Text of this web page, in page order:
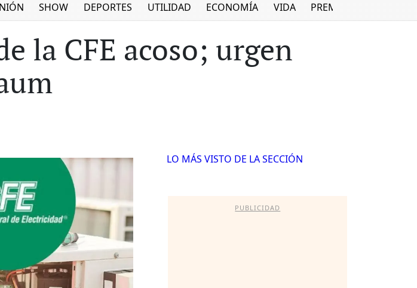
SHOW DEPORTES UTILIDAD ECONOMÍA VIDA PREMIUM
la CFE acoso; urgen
LO MÁS VISTO DE LA SECCIÓN
PUBLICIDAD